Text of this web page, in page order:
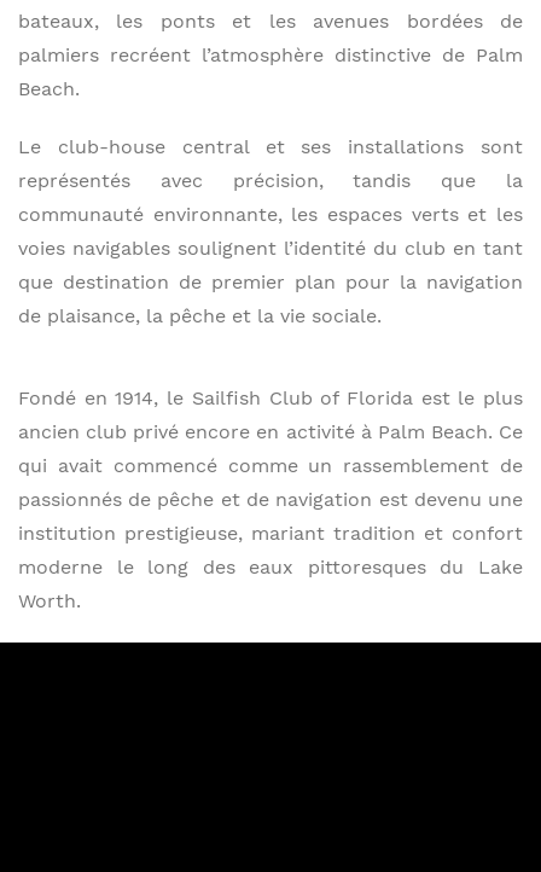
bateaux, les ponts et les avenues bordées de
palmiers recréent l’atmosphère distinctive de Palm
Beach.
Le club-house central et ses installations sont
représentés avec précision, tandis que la
communauté environnante, les espaces verts et les
voies navigables soulignent l’identité du club en tant
que destination de premier plan pour la navigation
de plaisance, la pêche et la vie sociale.
Fondé en 1914, le Sailfish Club of Florida est le plus
ancien club privé encore en activité à Palm Beach. Ce
qui avait commencé comme un rassemblement de
passionnés de pêche et de navigation est devenu une
institution prestigieuse, mariant tradition et confort
moderne le long des eaux pittoresques du Lake
Worth.